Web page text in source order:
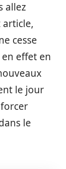
allez
article,
cesse
en effet en
le jour
le